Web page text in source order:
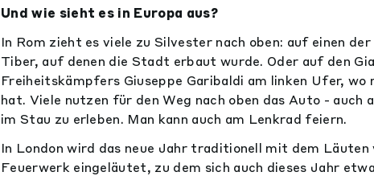
Und wie sieht es in Europa aus?
In Rom zieht es viele zu Silvester nach oben: auf einen
Tiber, auf denen die Stadt erbaut wurde. Oder auf den
Freiheitskämpfers Giuseppe Garibaldi am linken Ufer, wo
hat. Viele nutzen für den Weg nach oben das Auto - auch
im Stau zu erleben. Man kann auch am Lenkrad feiern.
In London wird das neue Jahr traditionell mit dem Läuten
Feuerwerk eingeläutet, zu dem sich auch dieses Jahr